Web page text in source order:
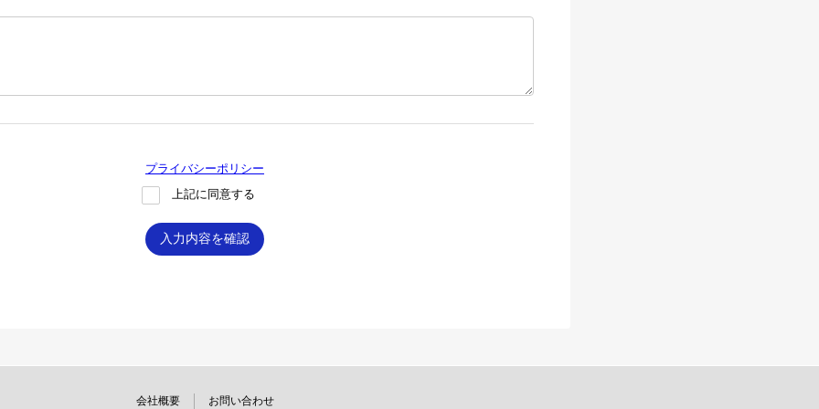
プライバシーポリシー
上記に同意する
入力内容を確認
会社概要 お問い合わせ